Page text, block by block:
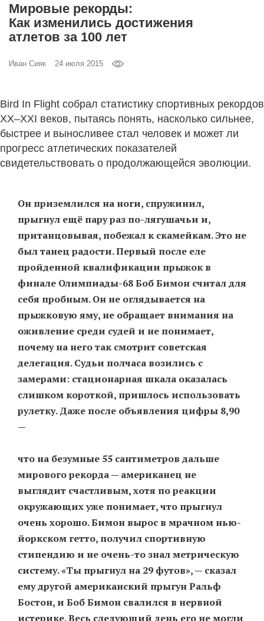
Мировые рекорды:
Как изменились достижения
атлетов за 100 лет
Иван Сияк 24 июля 2015
Bird In Flight собрал статистику спортивных рекордов
ХХ–ХХI веков, пытаясь понять, насколько сильнее,
быстрее и выносливее стал человек и может ли
прогресс атлетических показателей
свидетельствовать о продолжающейся эволюции.
Он приземлился на ноги, спружинил,
прыгнул ещё пару раз по-лягушачьи и,
пританцовывая, побежал к скамейкам. Это не
был танец радости. Первый после еле
пройденной квалификации прыжок в
финале Олимпиады-68 Боб Бимон считал для
себя пробным. Он не оглядывается на
прыжковую яму, не обращает внимания на
оживление среди судей и не понимает,
почему на него так смотрит советская
делегация. Судьи полчаса возились с
замерами: стационарная шкала оказалась
слишком короткой, пришлось использовать
рулетку. Даже после объявления цифры 8,90
—
что на безумные 55 сантиметров дальше
мирового рекорда — американец не
выглядит счастливым, хотя по реакции
окружающих уже понимает, что прыгнул
очень хорошо. Бимон вырос в мрачном нью-
йоркском гетто, получил спортивную
стипендию и не очень-то знал метрическую
систему. «Ты прыгнул на 29 футов», — сказал
ему другой американский прыгун Ральф
Бостон, и Боб Бимон свалился в нервной
истерике. Весь следующий день его не могли